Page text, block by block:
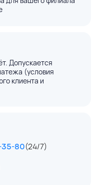
Допускается
(условия
клиента и
35-80(24/7)